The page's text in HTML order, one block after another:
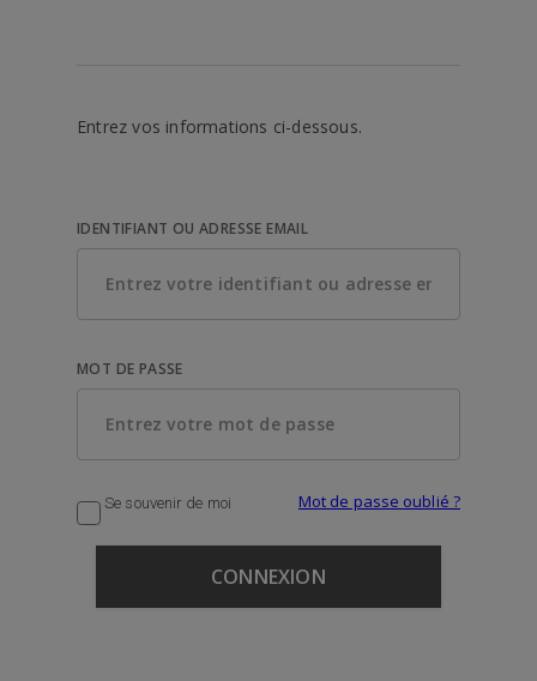
Entrez vos informations ci-dessous.
IDENTIFIANT OU ADRESSE EMAIL
MOT DE PASSE
Se souvenir de moi Mot de passe oublié ?